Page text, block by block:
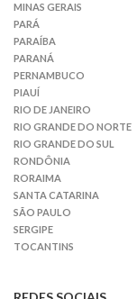
MINAS GERAIS
PARÁ
PARAÍBA
PARANÁ
PERNAMBUCO
PIAUÍ
RIO DE JANEIRO
RIO GRANDE DO NORTE
RIO GRANDE DO SUL
RONDÔNIA
RORAIMA
SANTA CATARINA
SÃO PAULO
SERGIPE
TOCANTINS